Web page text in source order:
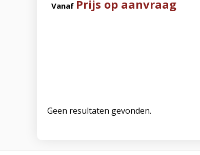
Vanaf Prijs op aanvraag
Geen resultaten gevonden.